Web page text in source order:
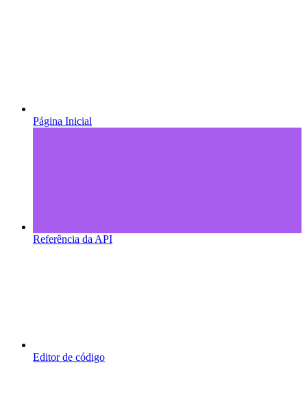
Página Inicial
Referência da API
Editor de código